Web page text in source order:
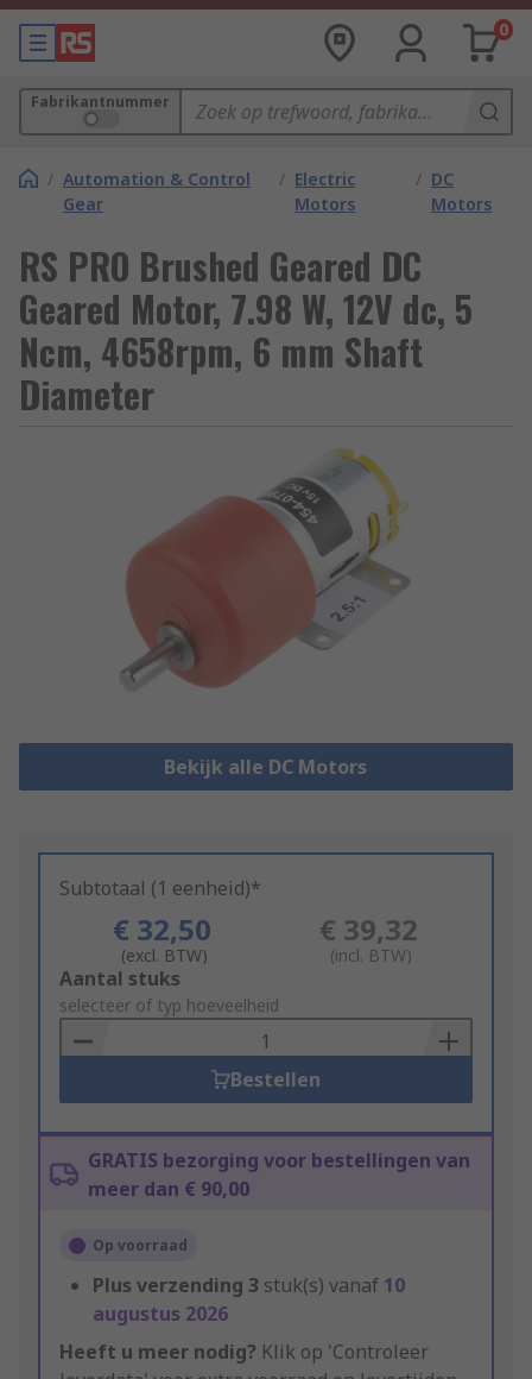
0
Fabrikantnummer
/ Automation & Control
Gear
/ Electric
Motors
/ DC
Motors
RS PRO Brushed Geared DC
Geared Motor, 7.98 W, 12V dc, 5
Ncm, 4658rpm, 6 mm Shaft
Diameter
Bekijk alle DC Motors
Subtotaal (1 eenheid)*
€ 32,50
(excl. BTW)
€ 39,32
(incl. BTW)
Add
to
Basket
Aantal stuks
selecteer of typ hoeveelheid
Bestellen
GRATIS bezorging voor bestellingen van
meer dan € 90,00
Op voorraad
Plus verzending 3 stuk(s) vanaf 10
augustus 2026
Heeft u meer nodig? Klik op 'Controleer